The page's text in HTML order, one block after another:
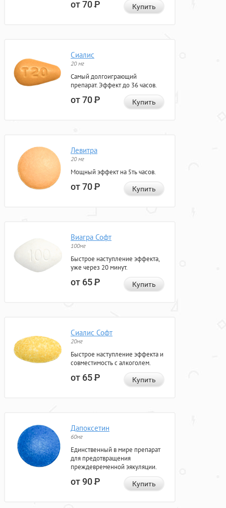
от 70Р Купить
Сиалис
20 мг
Самый долгоиграющий
препарат. Эффект до 36 часов.
от 70Р Купить
Левитра
20 мг
Мощный эффект на 5ть часов.
от 70Р Купить
Виагра Софт
100мг
Быстрое наступление эффекта,
уже через 20 минут.
от 65Р Купить
Сиалис Софт
20мг
Быстрое наступление эффекта и
совместимость с алкоголем.
от 65Р Купить
Дапоксетин
60мг
Единственный в мире препарат
для предотвращения
преждевременной эякуляции.
от 90Р Купить